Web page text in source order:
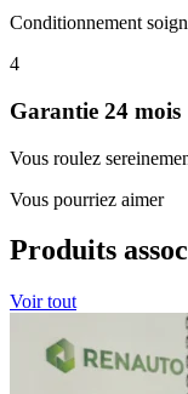
Conditionnement
4
Garantie 24 mois
Vous roulez
Vous pourriez aimer
Produits
Voir tout